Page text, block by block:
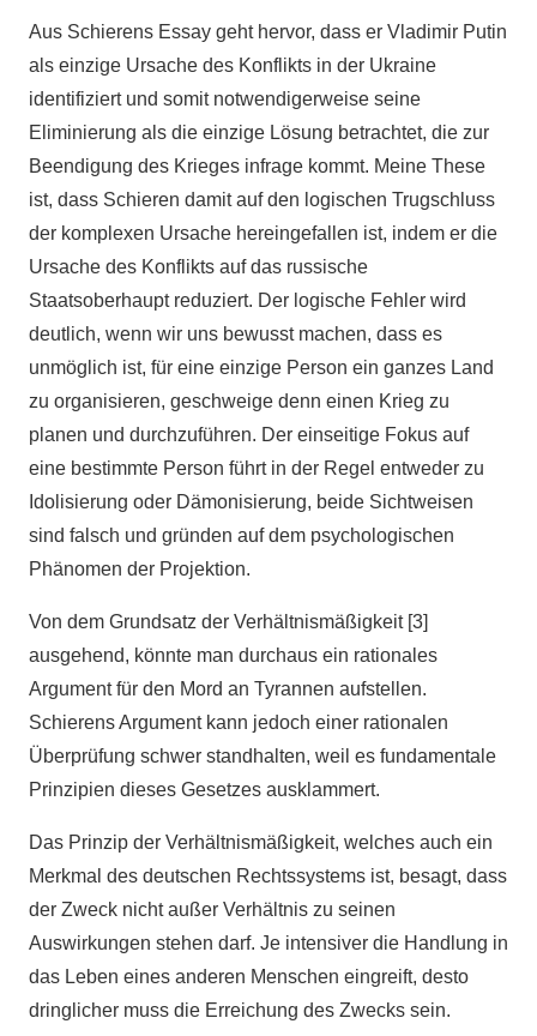
Aus Schierens Essay geht hervor, dass er Vladimir Putin
als einzige Ursache des Konflikts in der Ukraine
identifiziert und somit notwendigerweise seine
Eliminierung als die einzige Lösung betrachtet, die zur
Beendigung des Krieges infrage kommt. Meine These
ist, dass Schieren damit auf den logischen Trugschluss
der komplexen Ursache hereingefallen ist, indem er die
Ursache des Konflikts auf das russische
Staatsoberhaupt reduziert. Der logische Fehler wird
deutlich, wenn wir uns bewusst machen, dass es
unmöglich ist, für eine einzige Person ein ganzes Land
zu organisieren, geschweige denn einen Krieg zu
planen und durchzuführen. Der einseitige Fokus auf
eine bestimmte Person führt in der Regel entweder zu
Idolisierung oder Dämonisierung, beide Sichtweisen
sind falsch und gründen auf dem psychologischen
Phänomen der Projektion.
Von dem Grundsatz der Verhältnismäßigkeit [3]
ausgehend, könnte man durchaus ein rationales
Argument für den Mord an Tyrannen aufstellen.
Schierens Argument kann jedoch einer rationalen
Überprüfung schwer standhalten, weil es fundamentale
Prinzipien dieses Gesetzes ausklammert.
Das Prinzip der Verhältnismäßigkeit, welches auch ein
Merkmal des deutschen Rechtssystems ist, besagt, dass
der Zweck nicht außer Verhältnis zu seinen
Auswirkungen stehen darf. Je intensiver die Handlung in
das Leben eines anderen Menschen eingreift, desto
dringlicher muss die Erreichung des Zwecks sein.